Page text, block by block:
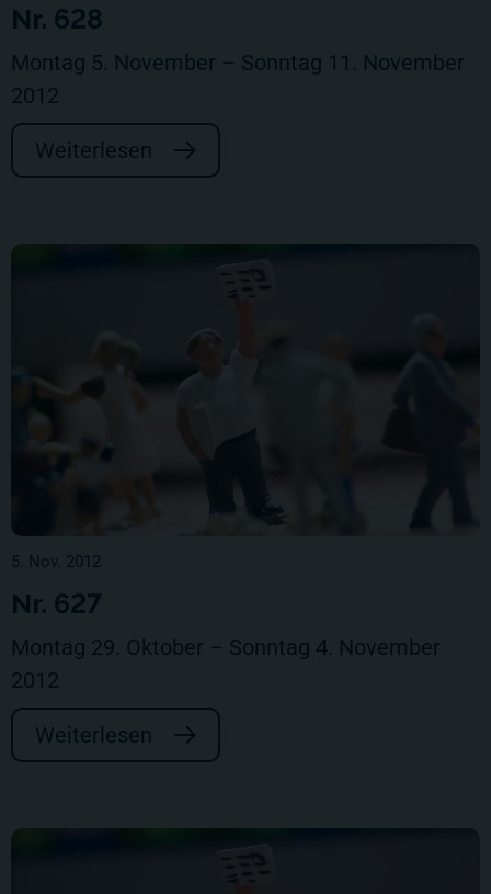
Nr. 628
Montag 5. November – Sonntag 11. November
2012
Weiterlesen
5. Nov. 2012
Nr. 627
Montag 29. Oktober – Sonntag 4. November
2012
Weiterlesen